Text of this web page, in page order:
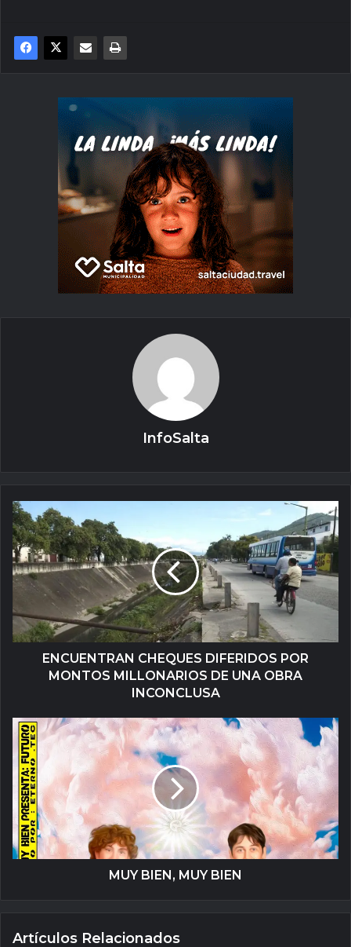
InfoSalta
ENCUENTRAN CHEQUES DIFERIDOS POR
MONTOS MILLONARIOS DE UNA OBRA
INCONCLUSA
MUY BIEN, MUY BIEN
Artículos Relacionados